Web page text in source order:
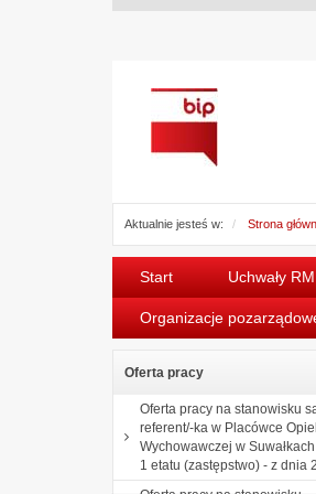
Aktualnie jesteś w: Strona
Start Uchwały RM
Organizacje
Oferta pracy
Oferta pracy na stanowisku
referent/-ka w Placówce
Wychowawczej w
1 etatu (zastępstwo) - z dnia